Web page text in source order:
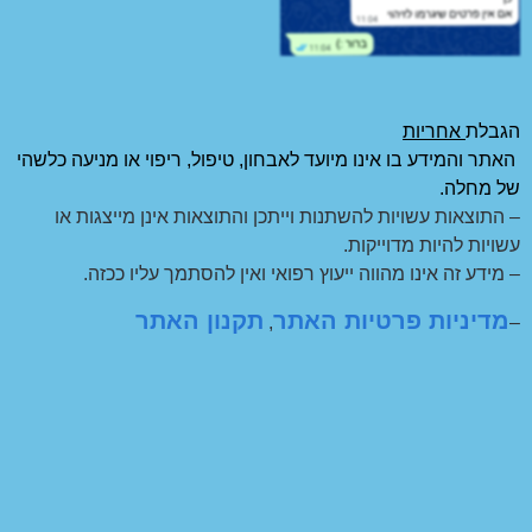
הגבלת אחריות
האתר והמידע בו אינו מיועד לאבחון, טיפול, ריפוי או מניעה כלשהי
של מחלה.
– התוצאות עשויות להשתנות וייתכן והתוצאות אינן מייצגות או
עשויות להיות מדוייקות.
– מידע זה אינו מהווה ייעוץ רפואי ואין להסתמך עליו ככזה.
–מדיניות פרטיות האתר, תקנון האתר